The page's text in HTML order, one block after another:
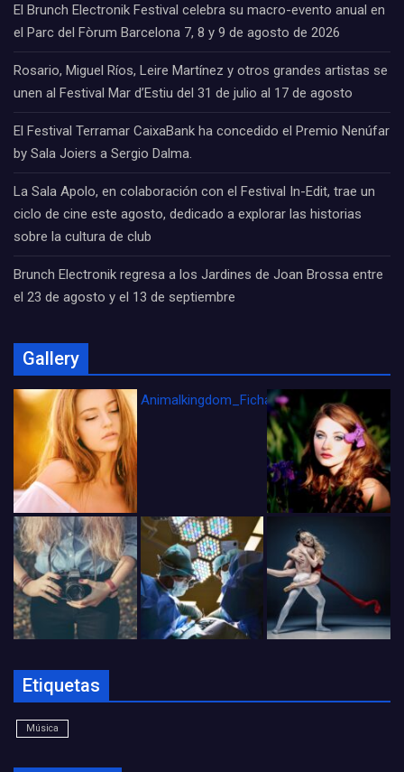
El Brunch Electronik Festival celebra su macro-evento anual en
el Parc del Fòrum Barcelona 7, 8 y 9 de agosto de 2026
Rosario, Miguel Ríos, Leire Martínez y otros grandes artistas se
unen al Festival Mar d’Estiu del 31 de julio al 17 de agosto
El Festival Terramar CaixaBank ha concedido el Premio Nenúfar
by Sala Joiers a Sergio Dalma.
La Sala Apolo, en colaboración con el Festival In-Edit, trae un
ciclo de cine este agosto, dedicado a explorar las historias
sobre la cultura de club
Brunch Electronik regresa a los Jardines de Joan Brossa entre
el 23 de agosto y el 13 de septiembre
Gallery
Animalkingdom_FichaCine
Etiquetas
Música